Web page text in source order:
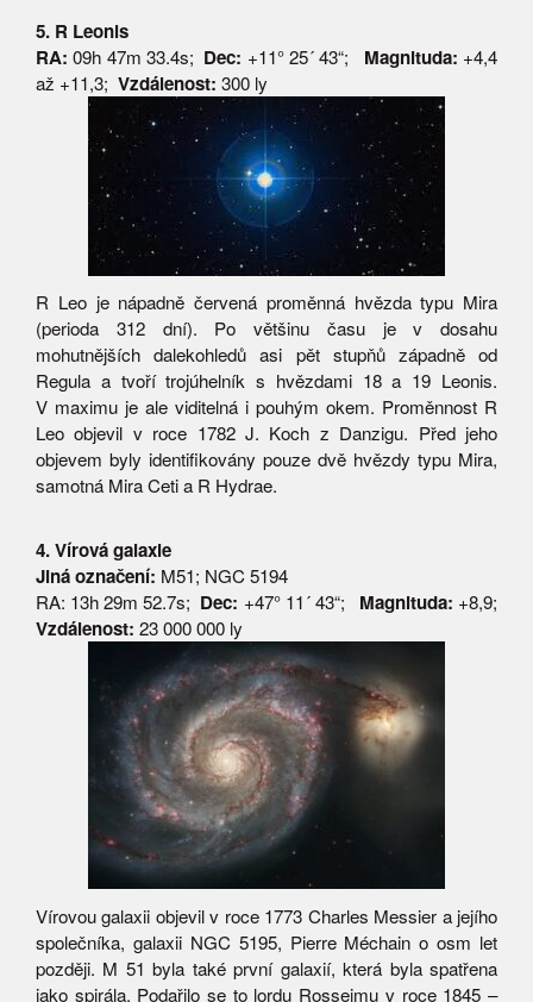
5. R Leonis
RA: 09h 47m 33.4s; Dec: +11° 25´ 43“; Magnituda: +4,4
až +11,3; Vzdálenost: 300 ly
R Leo je nápadně červená proměnná hvězda typu Mira
(perioda 312 dní). Po většinu času je v dosahu
mohutnějších dalekohledů asi pět stupňů západně od
Regula a tvoří trojúhelník s hvězdami 18 a 19 Leonis.
V maximu je ale viditelná i pouhým okem. Proměnnost R
Leo objevil v roce 1782 J. Koch z Danzigu. Před jeho
objevem byly identifikovány pouze dvě hvězdy typu Mira,
samotná Mira Ceti a R Hydrae.
4. Vírová galaxie
Jiná označení: M51; NGC 5194
RA: 13h 29m 52.7s; Dec: +47° 11´ 43“; Magnituda: +8,9;
Vzdálenost: 23 000 000 ly
Vírovou galaxii objevil v roce 1773 Charles Messier a jejího
společníka, galaxii NGC 5195, Pierre Méchain o osm let
později. M 51 byla také první galaxií, která byla spatřena
jako spirála. Podařilo se to lordu Rosseimu v roce 1845 –